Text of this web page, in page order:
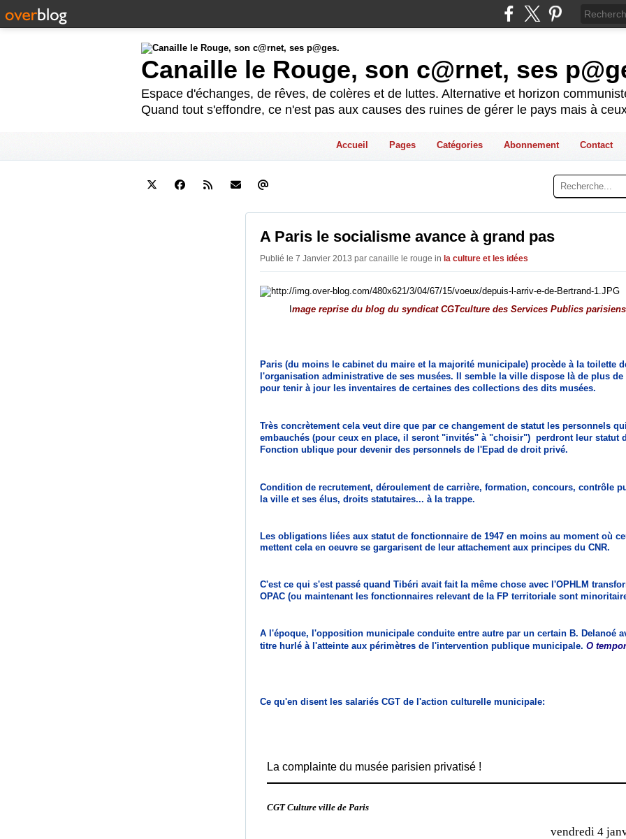
Canaille le Rouge, son c@rnet, ses
Espace d'échanges, de rêves, de colères et de luttes. Alternative et horizon
Quand tout s'effondre, ce n'est pas aux causes des ruines de gérer le pays mais à
Accueil Pages Catégories Abonnement Contact
A Paris le socialisme avance à grand pas
Publié le 7 Janvier 2013 par canaille le rouge in la culture et les idées
Image reprise du blog du syndicat CGTculture des Services Publics
Paris (du moins le cabinet du maire et la majorité municipale) procède à la toilette
l'organisation administrative de ses musées. Il semble la ville dispose là de plus de
pour tenir à jour les inventaires de certaines des collections des dits musées.
Très concrètement cela veut dire que par ce changement de statut les personnels
embauchés (pour ceux en place, il seront "invités" à "choisir") perdront leur statut
Fonction ublique pour devenir des personnels de l'Epad de droit privé.
Condition de recrutement, déroulement de carrière, formation, concours, contrôle
la ville et ses élus, droits statutaires... à la trappe.
Les obligations liées aux statut de fonctionnaire de 1947 en moins au moment où
mettent cela en oeuvre se gargarisent de leur attachement aux principes du CNR.
C'est ce qui s'est passé quand Tibéri avait fait la même chose avec l'OPHLM
OPAC (ou maintenant les fonctionnaires relevant de la FP territoriale sont
A l'époque, l'opposition municipale conduite entre autre par un certain B. Delanoé
titre hurlé à l'atteinte aux périmètres de l'intervention publique municipale. O
Ce qu'en disent les salariés CGT de l'action culturelle municipale:
La complainte du musée parisien privatisé !
CGT Culture ville de Paris
vendredi 4